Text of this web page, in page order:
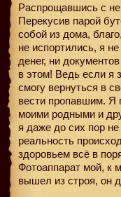
Распрощавшись с
Перекусив парой
собой из дома,
не испортились, я
денег, ни
в этом! Ведь если я
смогу вернуться в
вести пропавшим. Я
моими родными и
я даже до сих пор
реальность
здоровьем всё в
Фотоаппарат мой, к
вышел из строя, он